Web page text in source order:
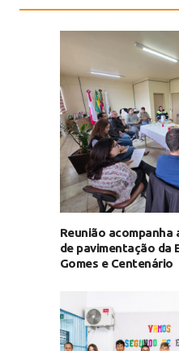
Reunião acompanha
de pavimentação da
Gomes e Centenário